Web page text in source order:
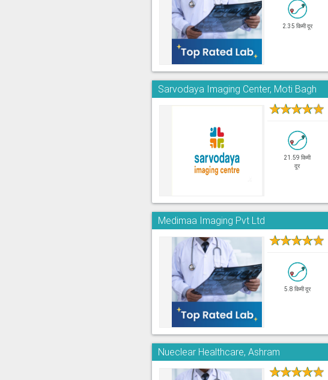
2.35 किमी दूर
Sarvodaya Imaging Center, Moti Bagh
★★★★★
21.59 किमी
दूर
Medimaa Imaging Pvt Ltd
★★★★★
5.8 किमी दूर
Nueclear Healthcare, Ashram
★★★★★